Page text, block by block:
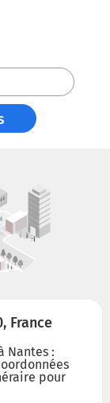
France
Nantes :
pour